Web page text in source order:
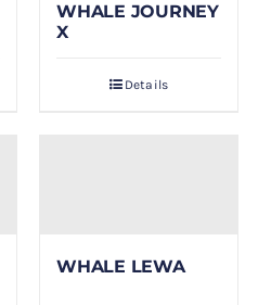
WHALE JOURNEY
X
Details
WHALE LEWA